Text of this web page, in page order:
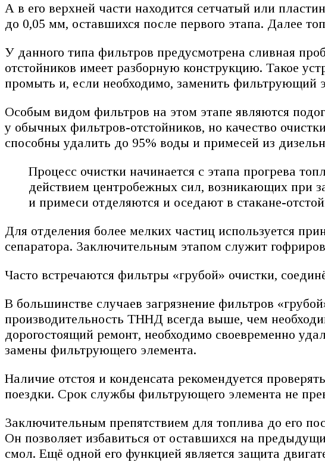
А в его верхней части находится сетчатый или
до 0,05 мм, оставшихся после первого этапа. Далее
У данного типа фильтров предусмотрена сливная
отстойников имеет разборную конструкцию. Такое
промыть и, если необходимо, заменить фильтрующий
Особым видом фильтров на этом этапе являются
у обычных фильтров-отстойников, но качество
способны удалить до 95% воды и примесей из
Процесс очистки начинается с этапа прогрева
действием центробежных сил, возникающих при
и примеси отделяются и оседают в стакане-
Для отделения более мелких частиц используется
сепаратора. Заключительным этапом служит
Часто встречаются фильтры «грубой» очистки,
В большинстве случаев загрязнение фильтров
производительность ТННД всегда выше, чем
дорогостоящий ремонт, необходимо своевременно
замены фильтрующего элемента.
Наличие отстоя и конденсата рекомендуется
поездки. Срок службы фильтрующего элемента не
Заключительным препятствием для топлива до его
Он позволяет избавиться от оставшихся на
смол. Ещё одной его функцией является защита